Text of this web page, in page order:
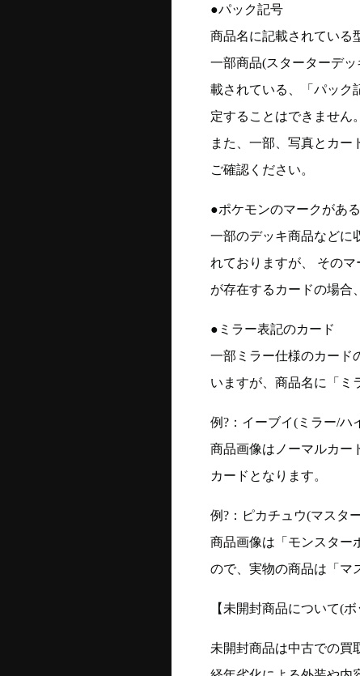
●パック記号
商品名に記載されている
一部商品(スターターデ
載されている、「パック
定することはできません
また、一部、写真とカー
ご確認ください。
●ポケモンのマークがあ
一部のデッキ商品などに
れておりますが、 そのマ
が存在するカードの場合
●ミラー表記のカード
一部ミラー仕様のカード
いますが、商品名に「ミ
例?：イーブイ(ミラー/ハ
商品画像はノーマルカー
カードとなります。
例?：ピカチュウ(マスタ
商品画像は「モンスター
ので、実物の商品は「マ
【未開封商品について(
未開封商品は中古での買